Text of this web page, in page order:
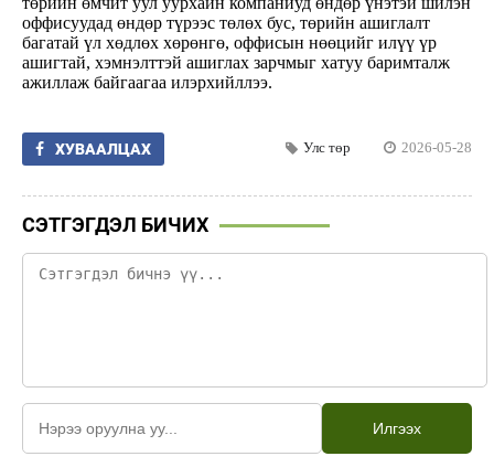
оффисуудад өндөр түрээс төлөх бус, төрийн ашиглалт
багатай үл хөдлөх хөрөнгө, оффисын нөөцийг илүү үр
ашигтай, хэмнэлттэй ашиглах зарчмыг хатуу баримталж
ажиллаж байгаагаа илэрхийллээ.
ХУВААЛЦАХ Улс төр 2026-05-28
СЭТГЭГДЭЛ БИЧИХ
Илгээх